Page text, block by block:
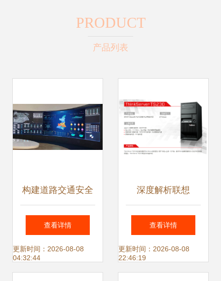
PRODUCT
产品列表
构建道路交通安全
隐患管理系统的数
据处理服务体系
查看详情
更新时间：2026-08-08
04:32:44
深度解析联想
TS230 S2130 企业
级数据处理服务的
查看详情
更新时间：2026-08-08
22:46:19